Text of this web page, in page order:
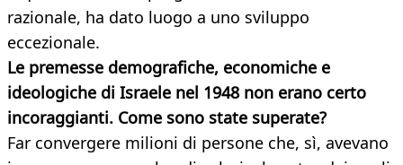
razionale, ha dato luogo a uno sviluppo
eccezionale.
Le premesse demografiche, economiche e
ideologiche di Israele nel 1948 non erano certo
incoraggianti. Come sono state superate?
Far convergere milioni di persone che, sì, avevano